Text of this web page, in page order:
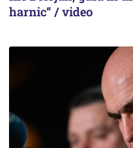
harnic“ / video